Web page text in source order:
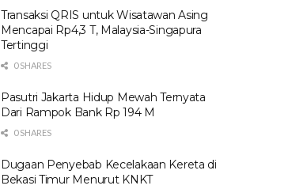
Transaksi QRIS untuk Wisatawan Asing
Mencapai Rp4,3 T, Malaysia-Singapura
Tertinggi
0 SHARES
Pasutri Jakarta Hidup Mewah Ternyata
Dari Rampok Bank Rp 194 M
0 SHARES
Dugaan Penyebab Kecelakaan Kereta di
Bekasi Timur Menurut KNKT